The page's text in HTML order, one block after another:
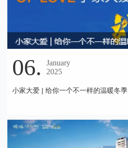
06.
January
2025
小家大爱 | 给你一个不一样的温暖冬季